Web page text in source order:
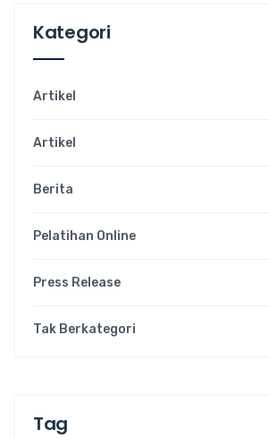
Kategori
Artikel
Artikel
Berita
Pelatihan Online
Press Release
Tak Berkategori
Tag